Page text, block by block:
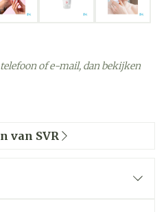
of e-mail, dan bekijken
van SVR